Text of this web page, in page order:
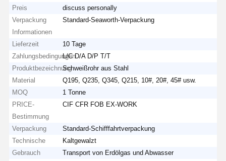
Preis
discuss personally
Verpackung
Informationen
Standard-Seaworth-Verpackung
Lieferzeit
10 Tage
ZahlungsbedingungenL/C D/A D/P T/T
ProduktbezeichnungSchweißrohr aus Stahl
Material
Q195, Q235, Q345, Q215, 10#, 20#, 45# usw.
MOQ
1 Tonne
PRICE-
Bestimmung
CIF CFR FOB EX-WORK
Verpackung
Standard-Schifffahrtverpackung
Technische
Kaltgewalzt
Gebrauch
Transport von Erdölgas und Abwasser